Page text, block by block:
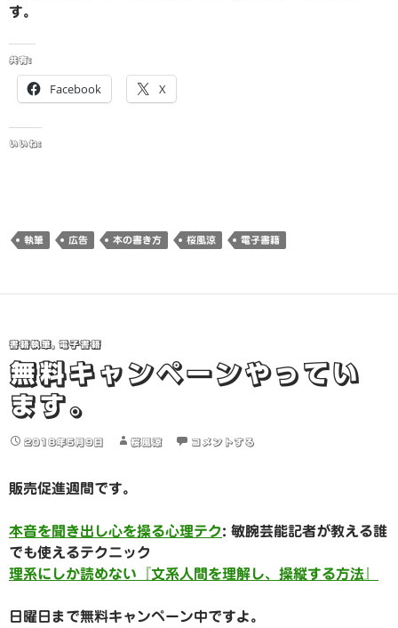
す。
共有:
Facebook X
いいね:
執筆 広告 本の書き方 桜風涼 電子書籍
書籍執筆, 電子書籍
無料キャンペーンやってい
ます。
2018年5月9日 桜風涼 コメントする
販売促進週間です。
本音を聞き出し心を操る心理テク: 敏腕芸能記者が教える誰
でも使えるテクニック
理系にしか読めない『文系人間を理解し、操縦する方法』
日曜日まで無料キャンペーン中ですよ。